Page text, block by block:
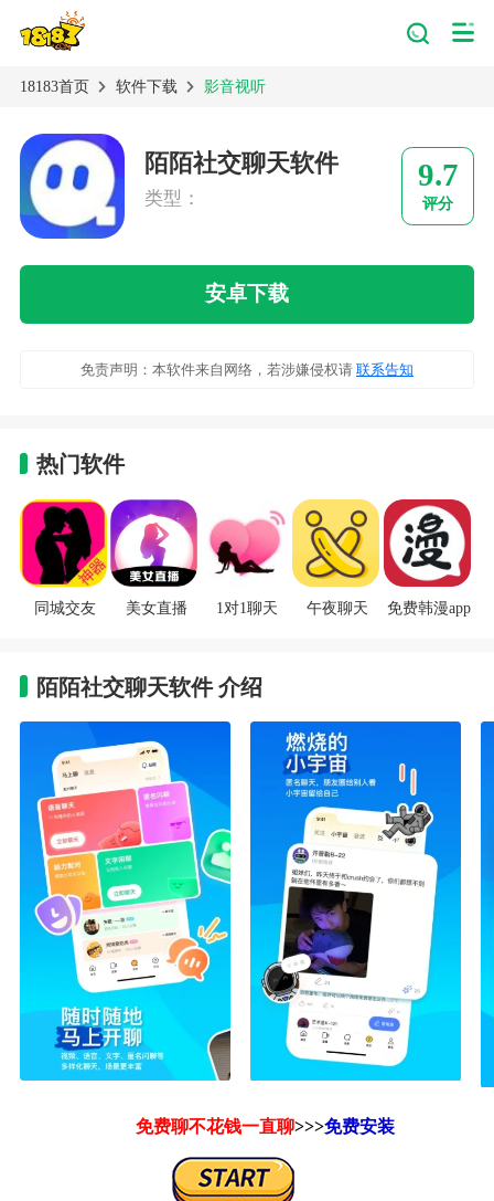
18183首页 软件下载 影音视听
陌陌社交聊天软件
类型：
9.7
评分
安卓下载
免责声明：本软件来自网络，若涉嫌侵权请 联系告知
热门软件
同城交友 美女直播 1对1聊天 午夜聊天 免费韩漫app
陌陌社交聊天软件 介绍
免费聊不花钱一直聊>>>免费安装